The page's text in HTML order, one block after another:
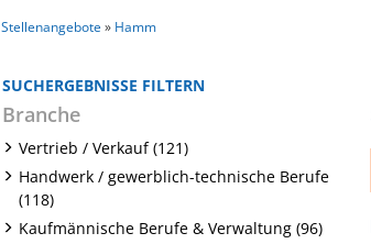
Stellenangebote Hamm
SUCHERGEBNISSE FILTERN
Branche
Vertrieb / Verkauf (121)
Handwerk / gewerblich-technische Berufe
(118)
Kaufmännische Berufe & Verwaltung (96)